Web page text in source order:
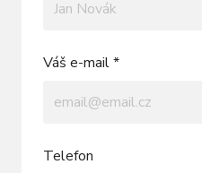
Váš e-mail *
Telefon